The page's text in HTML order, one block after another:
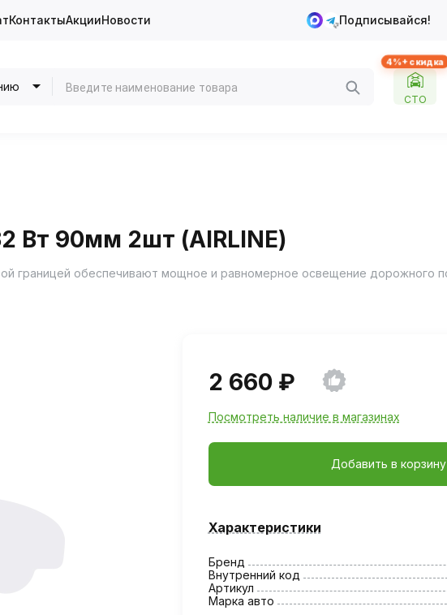
КонтактыАкцииНовости Подписывайся!
4%+ скидка
СТО
Вт 90мм 2шт (AIRLINE)
2 660 ₽
Посмотреть наличие в магазинах
Добавить в корзину
Характеристики
Бренд
Внутренний код
Артикул
Марка авто